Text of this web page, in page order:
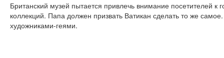
Британский музей пытается привлечь внимание посетителей к
коллекций. Папа должен призвать Ватикан сделать то же
художниками-геями.